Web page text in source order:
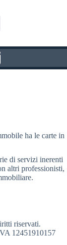
ha le carte in
di servizi inerenti
altri professionisti,
riservati.
12451910157